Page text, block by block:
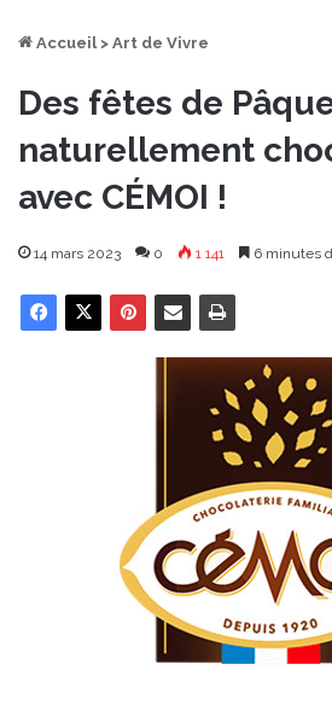
Accueil > Art de Vivre
Des fêtes de
naturellement
avec CÉMOI !
14 mars 2023 0 1 141 6 minutes